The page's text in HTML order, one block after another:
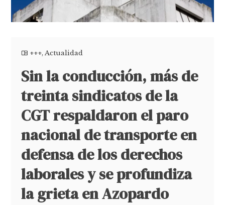
+++,Actualidad
Sin la conducción, más de
treinta sindicatos de la
CGT respaldaron el paro
nacional de transporte en
defensa de los derechos
laborales y se profundiza
la grieta en Azopardo